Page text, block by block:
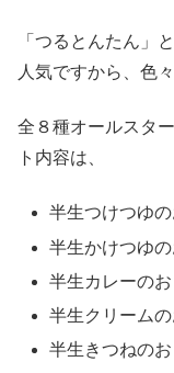
「つるとんたん」
人気ですから、色
全８種オールスタ
ト内容は、
半生つけつゆ
半生かけつゆ
半生カレーの
半生クリーム
半生きつねの